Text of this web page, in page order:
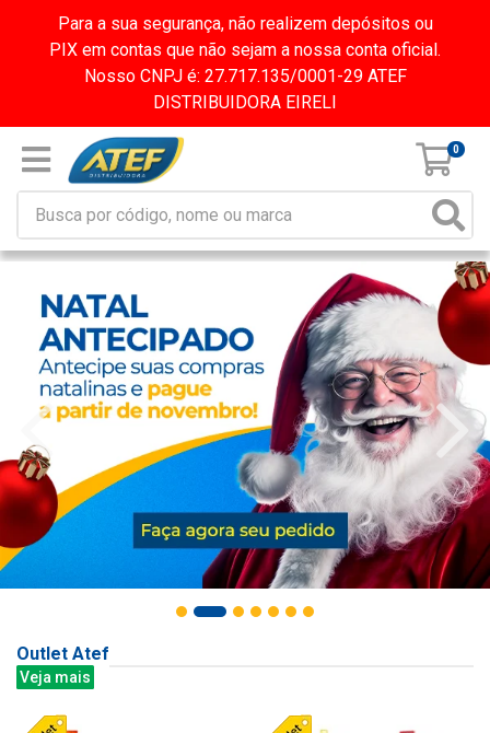
Para a sua segurança, não realizem depósitos ou
PIX em contas que não sejam a nossa conta oficial.
Nosso CNPJ é: 27.717.135/0001-29 ATEF
DISTRIBUIDORA EIRELI
0
Outlet Atef
Veja mais